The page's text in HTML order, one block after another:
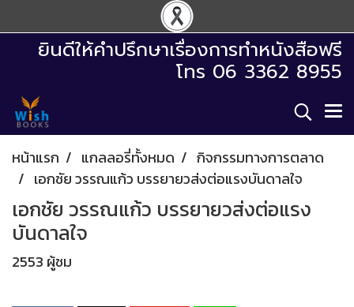
ยินดีให้คำปรึกษาเรื่องการทำหนังสือฟรี
โทร 06 3362 8955
หน้าแรก แกลลอรี่ทั้งหมด
กิจกรรมทางการตลาด
เอกชัย วรรณแก้ว บรรยายวส่งต่อแรงบันดาลใจ
เอกชัย วรรณแก้ว บรรยายวส่งต่อแรง
บันดาลใจ
2553 ผู้ชม